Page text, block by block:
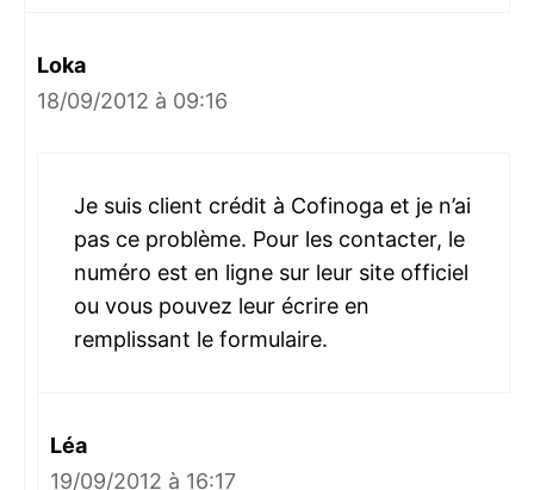
Loka
18/09/2012 à 09:16
Je suis client crédit à Cofinoga et je n’ai
pas ce problème. Pour les contacter, le
numéro est en ligne sur leur site officiel
ou vous pouvez leur écrire en
remplissant le formulaire.
Léa
19/09/2012 à 16:17